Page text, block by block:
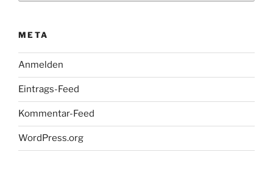
META
Anmelden
Eintrags-Feed
Kommentar-Feed
WordPress.org